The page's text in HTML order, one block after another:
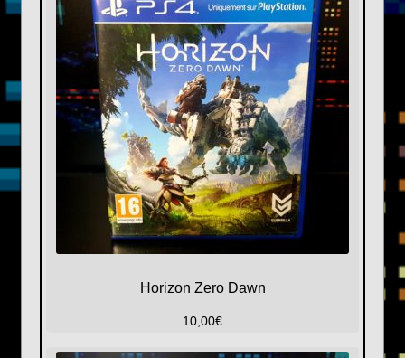
Horizon Zero Dawn
10,00€